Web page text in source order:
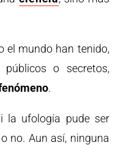
el mundo han tenido,
o secretos,
.
la ufología pude ser
no. Aun así, ninguna